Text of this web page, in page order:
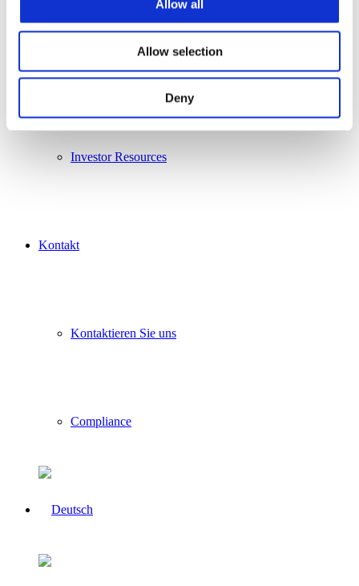
Allow all
Allow selection
Deny
Financial & Filings
Investor Resources
Kontakt
Kontaktieren Sie uns
Compliance